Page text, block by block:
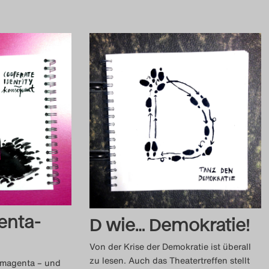
– und
D wie… Demokratie!
Von der Krise der Demokratie ist überall
zu lesen. Auch das Theatertreffen stellt